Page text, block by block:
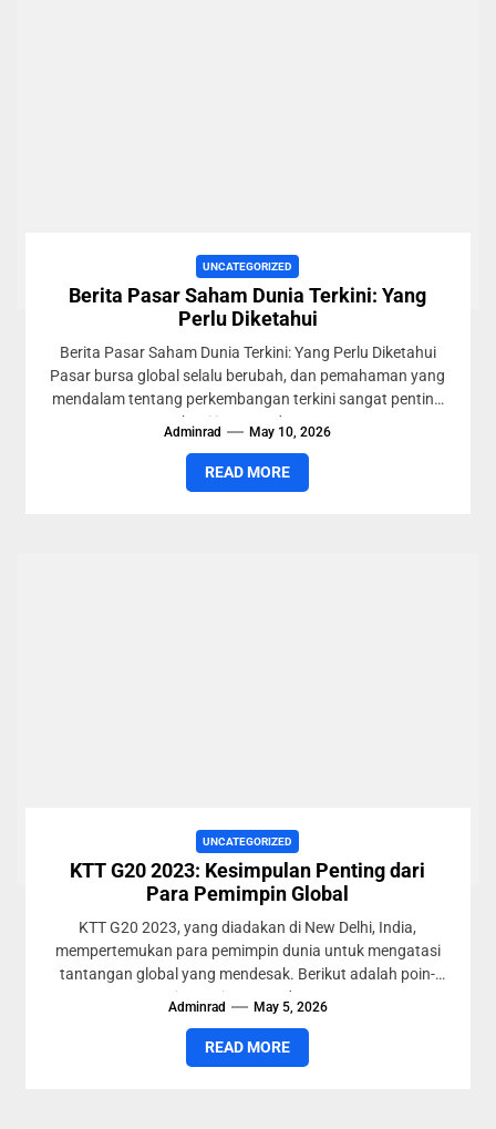
UNCATEGORIZED
Berita Pasar Saham Dunia Terkini: Yang
Perlu Diketahui
Berita Pasar Saham Dunia Terkini: Yang Perlu Diketahui
Pasar bursa global selalu berubah, dan pemahaman yang
mendalam tentang perkembangan terkini sangat penting
bagi investor dan...
Adminrad May 10, 2026
READ MORE
UNCATEGORIZED
KTT G20 2023: Kesimpulan Penting dari
Para Pemimpin Global
KTT G20 2023, yang diadakan di New Delhi, India,
mempertemukan para pemimpin dunia untuk mengatasi
tantangan global yang mendesak. Berikut adalah poin-
poin penting yang dapat...
Adminrad May 5, 2026
READ MORE